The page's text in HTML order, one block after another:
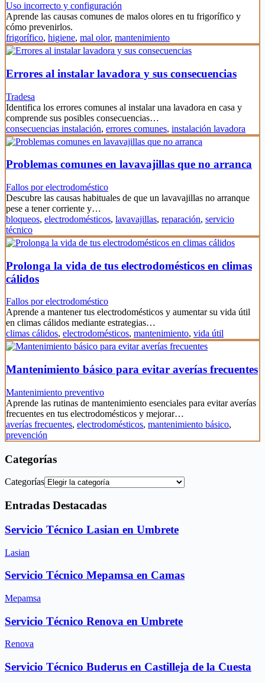
Uso incorrecto y configuración
Aprende las causas comunes de malos olores en tu frigorífico y
cómo prevenirlos.
frigorífico, higiene, mal olor, mantenimiento
Errores al instalar lavadora y sus consecuencias
Tradesa
Identifica los errores comunes al instalar una lavadora en casa y
comprende sus posibles consecuencias…
consecuencias instalación, errores comunes, instalación lavadora
Problemas comunes en lavavajillas que no arranca
Fallos por electrodoméstico
Descubre las causas habituales de que un lavavajillas no arranque
pese a tener corriente y…
bloqueos, electrodomésticos, lavavajillas, reparación, servicio
técnico
Prolonga la vida de tus electrodomésticos en climas
cálidos
Fallos por electrodoméstico
Aprende a mantener tus electrodomésticos y aumentar su vida útil
en climas cálidos mediante estrategias…
climas cálidos, electrodomésticos, mantenimiento, vida útil
Mantenimiento básico para evitar averías frecuentes
Mantenimiento preventivo
Aprende las rutinas de mantenimiento esenciales para evitar averías
frecuentes en tus electrodomésticos y mejorar…
averías frecuentes, electrodomésticos, mantenimiento básico,
prevención
Categorías
Categorías
Entradas Destacadas
Servicio Técnico Lasian en Umbrete
Lasian
Servicio Técnico Mepamsa en Camas
Mepamsa
Servicio Técnico Renova en Umbrete
Renova
Servicio Técnico Buderus en Castilleja de la Cuesta